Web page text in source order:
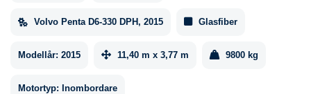
Volvo Penta D6-330 DPH, 2015 Glasfiber
Modellår: 2015 11,40 m x 3,77 m 9800 kg
Motortyp: Inombordare